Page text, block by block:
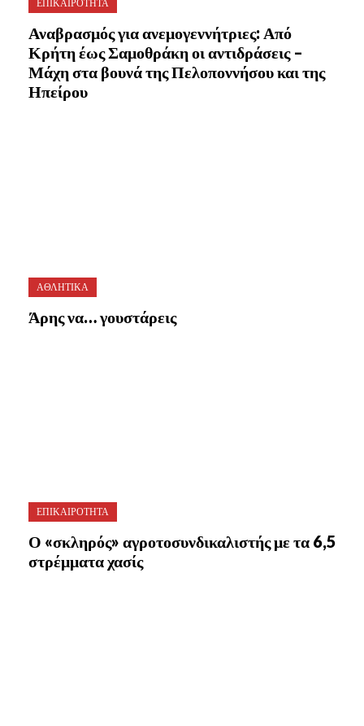
ΕΠΙΚΑΙΡΟΤΗΤΑ
Αναβρασμός για ανεμογεννήτριες: Από
Κρήτη έως Σαμοθράκη οι αντιδράσεις –
Μάχη στα βουνά της Πελοποννήσου και της
Ηπείρου
ΑΘΛΗΤΙΚΑ
Άρης να… γουστάρεις
ΕΠΙΚΑΙΡΟΤΗΤΑ
Ο «σκληρός» αγροτοσυνδικαλιστής με τα 6,5
στρέμματα χασίς